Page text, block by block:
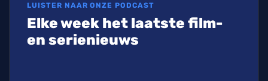
LUISTER NAAR ONZE PODCAST
Elke week het laatste film-
en serienieuws